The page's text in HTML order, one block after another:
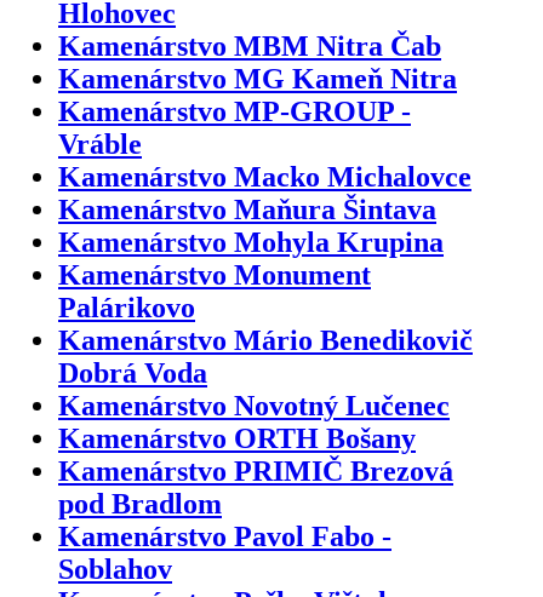
Hlohovec
Kamenárstvo MBM Nitra Čab
Kamenárstvo MG Kameň Nitra
Kamenárstvo MP-GROUP -
Vráble
Kamenárstvo Macko Michalovce
Kamenárstvo Maňura Šintava
Kamenárstvo Mohyla Krupina
Kamenárstvo Monument
Palárikovo
Kamenárstvo Mário Benedikovič
Dobrá Voda
Kamenárstvo Novotný Lučenec
Kamenárstvo ORTH Bošany
Kamenárstvo PRIMIČ Brezová
pod Bradlom
Kamenárstvo Pavol Fabo -
Soblahov